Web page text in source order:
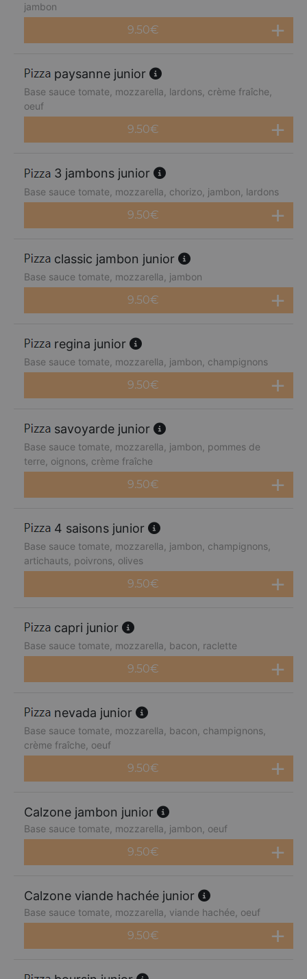
jambon
9.50€
paysanne junior
Base sauce tomate, mozzarella, lardons, crème fraîche,
oeuf
9.50€
3 jambons junior
Base sauce tomate, mozzarella, chorizo, jambon, lardons
9.50€
classic jambon junior
Base sauce tomate, mozzarella, jambon
9.50€
regina junior
Base sauce tomate, mozzarella, jambon, champignons
9.50€
savoyarde junior
Base sauce tomate, mozzarella, jambon, pommes de
terre, oignons, crème fraîche
9.50€
4 saisons junior
Base sauce tomate, mozzarella, jambon, champignons,
artichauts, poivrons, olives
9.50€
capri junior
Base sauce tomate, mozzarella, bacon, raclette
9.50€
nevada junior
Base sauce tomate, mozzarella, bacon, champignons,
crème fraîche, oeuf
9.50€
Calzone jambon junior
Base sauce tomate, mozzarella, jambon, oeuf
9.50€
Calzone viande hachée junior
Base sauce tomate, mozzarella, viande hachée, oeuf
9.50€